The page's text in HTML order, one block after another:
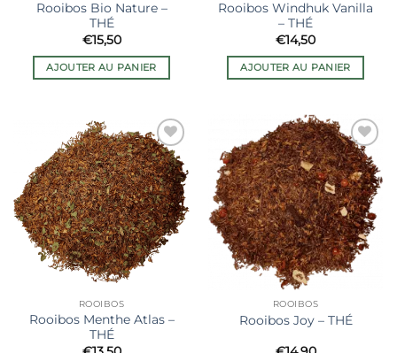
Rooibos Bio Nature –
THÉ
€15,50
AJOUTER AU PANIER
Rooibos Windhuk Vanilla
– THÉ
€14,50
AJOUTER AU PANIER
Ajouter
à la liste
de
souhaits
ROOIBOS
Rooibos Menthe Atlas –
THÉ
Ajouter
à la liste
de
souhaits
ROOIBOS
Rooibos Joy – THÉ